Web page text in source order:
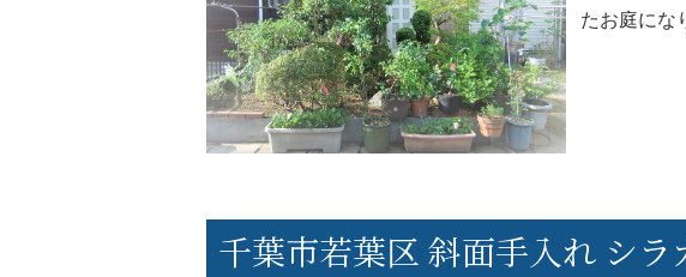
たお庭にな
千葉市若葉区 斜面手入れ シ